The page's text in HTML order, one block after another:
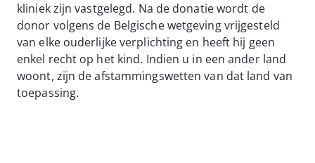
kliniek zijn vastgelegd. Na de donatie wordt de
donor volgens de Belgische wetgeving vrijgesteld
van elke ouderlijke verplichting en heeft hij geen
enkel recht op het kind. Indien u in een ander land
woont, zijn de afstammingswetten van dat land van
toepassing.